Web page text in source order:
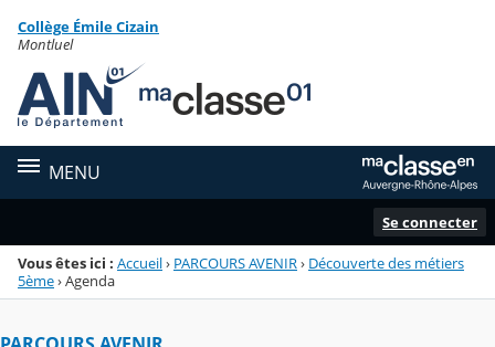
Menu de la rubrique
Contenu
Collège Émile Cizain
Montluel
MENU
Se connecter
Vous êtes ici : Accueil› PARCOURS AVENIR› Découverte des métiers
5ème›Agenda